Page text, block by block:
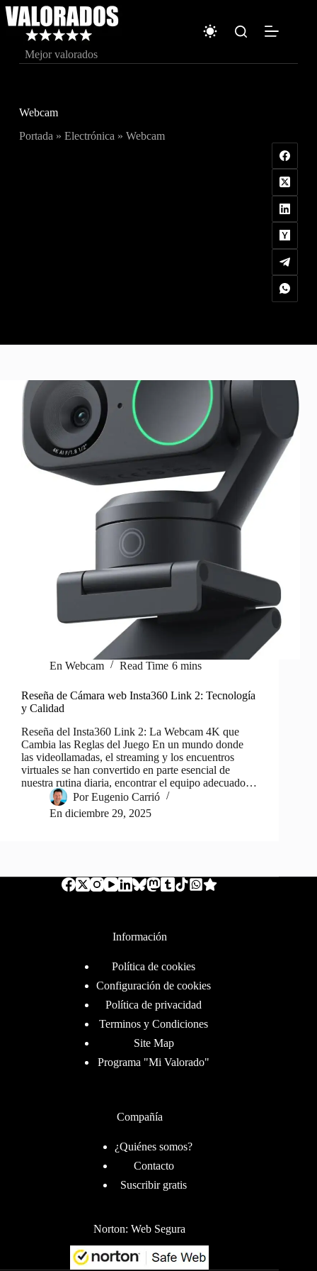
Saltar
al
contenido
Mejor valorados
Webcam
Portada » Electrónica » Webcam
En Webcam Read Time 6 mins
Reseña de Cámara web Insta360 Link 2: Tecnología
y Calidad
Reseña del Insta360 Link 2: La Webcam 4K que
Cambia las Reglas del Juego En un mundo donde
las videollamadas, el streaming y los encuentros
virtuales se han convertido en parte esencial de
nuestra rutina diaria, encontrar el equipo adecuado…
Por Eugenio Carrió
En diciembre 29, 2025
Información
Política de cookies
Configuración de cookies
Política de privacidad
Terminos y Condiciones
Site Map
Programa "Mi Valorado"
Compañía
¿Quiénes somos?
Contacto
Suscribir gratis
Norton: Web Segura